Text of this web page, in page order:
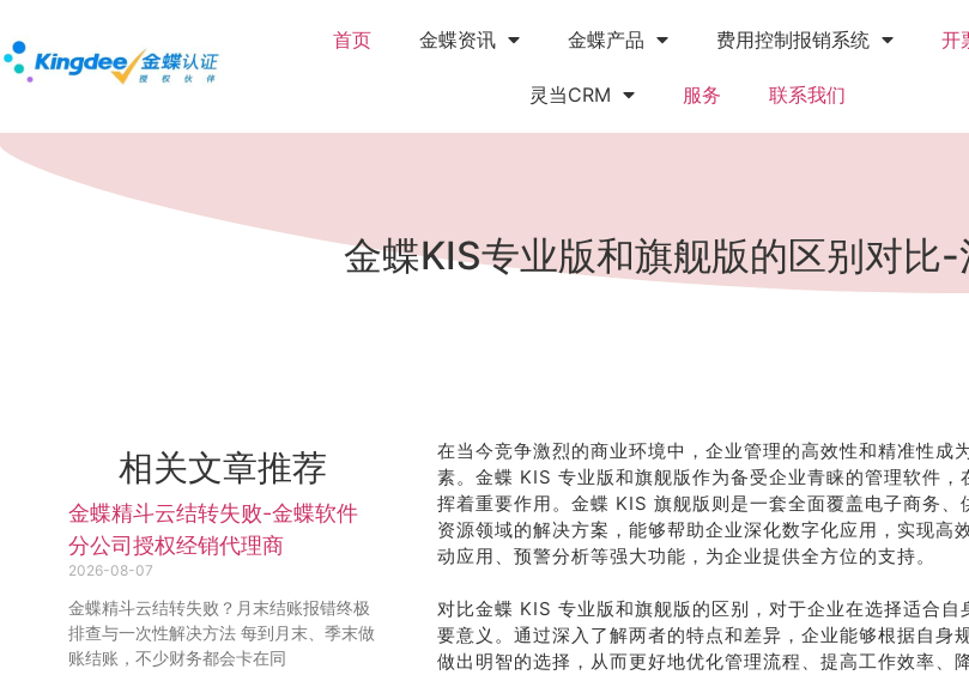
首页 金蝶资讯 金蝶产品 费用控制报销系统 开
灵当CRM 服务 联系我们
金蝶KIS专业版和旗舰版的区别对比
相关文章推荐
金蝶精斗云结转失败-金蝶软件
分公司授权经销代理商
2026-08-07
金蝶精斗云结转失败？月末结账报错终极
排查与一次性解决方法 每到月末、季末做
账结账，不少财务都会卡在同
在当今竞争激烈的商业环境中，企业管理的高效性和精准性成
素。金蝶 KIS 专业版和旗舰版作为备受企业青睐的管理软件，
挥着重要作用。金蝶 KIS 旗舰版则是一套全面覆盖电子商务、
资源领域的解决方案，能够帮助企业深化数字化应用，实现高
动应用、预警分析等强大功能，为企业提供全方位的支持。
对比金蝶 KIS 专业版和旗舰版的区别，对于企业在选择适合自
要意义。通过深入了解两者的特点和差异，企业能够根据自身
做出明智的选择，从而更好地优化管理流程、提高工作效率、